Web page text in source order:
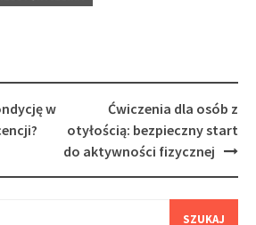
w
Ćwiczenia dla osób z
otyłością: bezpieczny start
do aktywności fizycznej